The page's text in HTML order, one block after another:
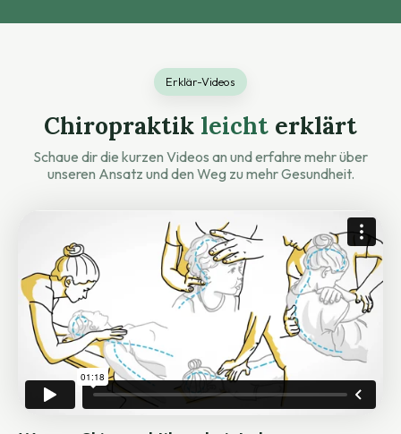
Erklär-Videos
Chiropraktik leicht erklärt
Schaue dir die kurzen Videos an und erfahre mehr über
unseren Ansatz und den Weg zu mehr Gesundheit.